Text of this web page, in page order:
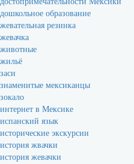
дошкольное образование
жевательная резинка
жевачка
животные
жильё
заси
знаменитые мексиканцы
зокало
интернет в Мексике
испанский язык
исторические экскурсии
история жвачки
история жевачки